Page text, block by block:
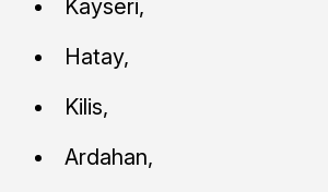
Kayseri,
Hatay,
Kilis,
Ardahan,